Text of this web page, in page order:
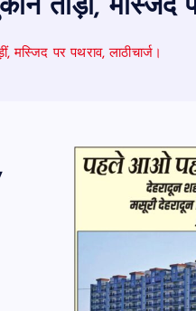
तोड़ीं, मस्जिद
मस्जिद पर पथराव, लाठीचार्ज।